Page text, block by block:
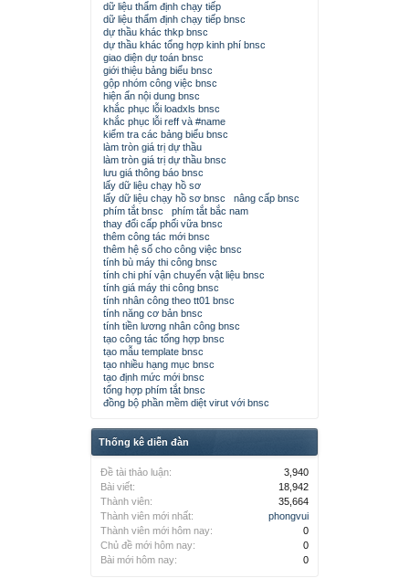
dữ liệu thẩm định chạy tiếp
dữ liệu thẩm định chạy tiếp bnsc
dự thầu khác thkp bnsc
dự thầu khác tổng hợp kinh phí bnsc
giao diện dự toán bnsc
giới thiệu bảng biểu bnsc
gộp nhóm công việc bnsc
hiện ẩn nội dung bnsc
khắc phục lỗi loadxls bnsc
khắc phục lỗi reff và #name
kiểm tra các bảng biểu bnsc
làm tròn giá trị dự thầu
làm tròn giá trị dự thầu bnsc
lưu giá thông báo bnsc
lấy dữ liệu chạy hồ sơ
lấy dữ liệu chạy hồ sơ bnsc
nâng cấp bnsc
phím tắt bnsc
phím tắt bắc nam
thay đổi cấp phối vữa bnsc
thêm công tác mới bnsc
thêm hệ số cho công việc bnsc
tính bù máy thi công bnsc
tính chi phí vận chuyển vật liệu bnsc
tính giá máy thi công bnsc
tính nhân công theo tt01 bnsc
tính năng cơ bản bnsc
tính tiền lương nhân công bnsc
tạo công tác tổng hợp bnsc
tạo mẫu template bnsc
tạo nhiều hạng mục bnsc
tạo định mức mới bnsc
tổng hợp phím tắt bnsc
đồng bộ phần mềm diệt virut với bnsc
Thống kê diễn đàn
Đề tài thảo luận:
3,940
Bài viết:
18,942
Thành viên:
35,664
Thành viên mới nhất:
phongvui
Thành viên mới hôm nay:
0
Chủ đề mới hôm nay:
0
Bài mới hôm nay:
0